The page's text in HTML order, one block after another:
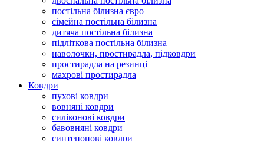
постільна білизна євро
сімейна постільна білизна
дитяча постільна білизна
підліткова постільна білизна
наволочки, простирадла, підковдри
простирадла на резинці
махрові простирадла
Ковдри
пухові ковдри
вовняні ковдри
силіконові ковдри
бавовняні ковдри
синтепонові ковдри